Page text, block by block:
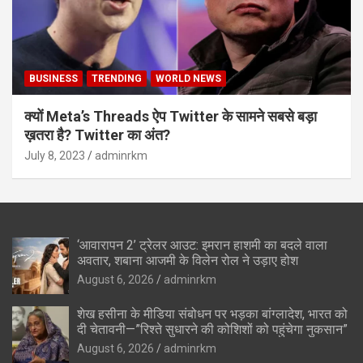
BUSINESS TRENDING WORLD NEWS
क्यों Meta’s Threads ऐप Twitter के सामने सबसे बड़ा
ख़तरा है? Twitter का अंत?
July 8, 2023 adminrkm
‘आवारापन 2’ ट्रेलर आउट: इमरान हाशमी का बदले वाला
अवतार, शबाना आजमी के विलेन रोल ने उड़ाए होश
August 6, 2026 adminrkm
शेख हसीना के मीडिया संबोधन पर भड़का बांग्लादेश, भारत को
दी चेतावनी—”रिश्ते सुधारने की कोशिशों को पहुंचेगा नुकसान”
August 6, 2026 adminrkm